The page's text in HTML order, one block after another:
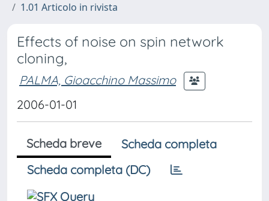
1.01 Articolo in rivista
Effects of noise on spin network
cloning,
PALMA, Gioacchino Massimo
2006-01-01
Scheda breve
Scheda completa
Scheda completa (DC)